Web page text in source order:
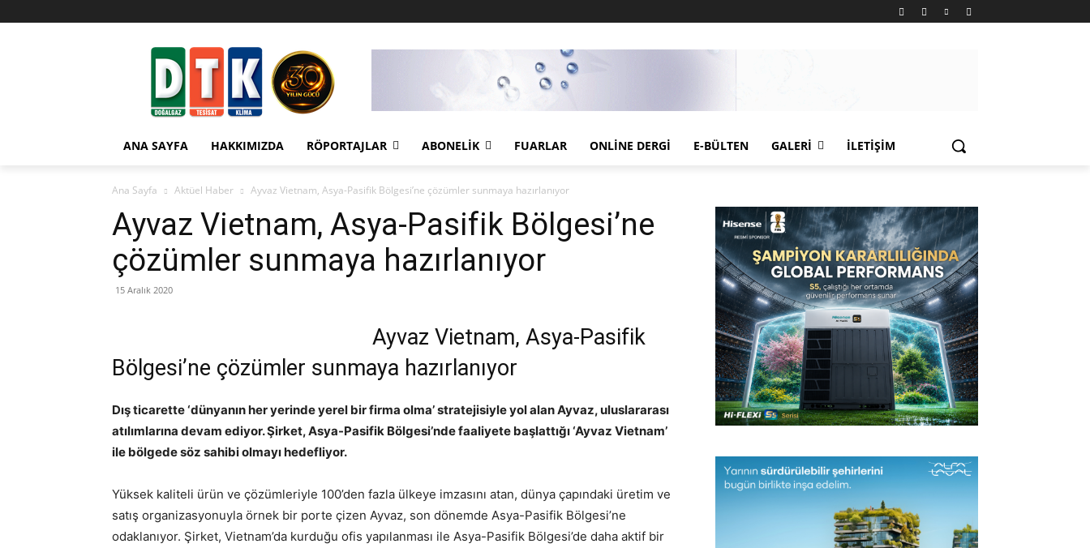
ANA SAYFA HAKKIMIZDA RÖPORTAJLAR ABONELIK FUARLAR ONLINE DERGI E-BÜLTEN GALERI İLETIŞIM
Ana Sayfa Aktüel Haber Ayvaz Vietnam, Asya-Pasifik Bölgesi’ne çözümler sunmaya hazırlanıyor
Ayvaz Vietnam, Asya-Pasifik Bölgesi’ne
çözümler sunmaya hazırlanıyor
15 Aralık 2020
Ayvaz Vietnam, Asya-Pasifik
Bölgesi’ne çözümler sunmaya hazırlanıyor
Dış ticarette ‘dünyanın her yerinde yerel bir firma olma’ stratejisiyle yol alan Ayvaz, uluslararası
atılımlarına devam ediyor. Şirket, Asya-Pasifik Bölgesi’nde faaliyete başlattığı ‘Ayvaz Vietnam’
ile bölgede söz sahibi olmayı hedefliyor.
Yüksek kaliteli ürün ve çözümleriyle 100’den fazla ülkeye imzasını atan, dünya çapındaki üretim ve
satış organizasyonuyla örnek bir porte çizen Ayvaz, son dönemde Asya-Pasifik Bölgesi’ne
odaklanıyor. Şirket, Vietnam’da kurduğu ofis yapılanması ile Asya-Pasifik Bölgesi’de daha aktif bir